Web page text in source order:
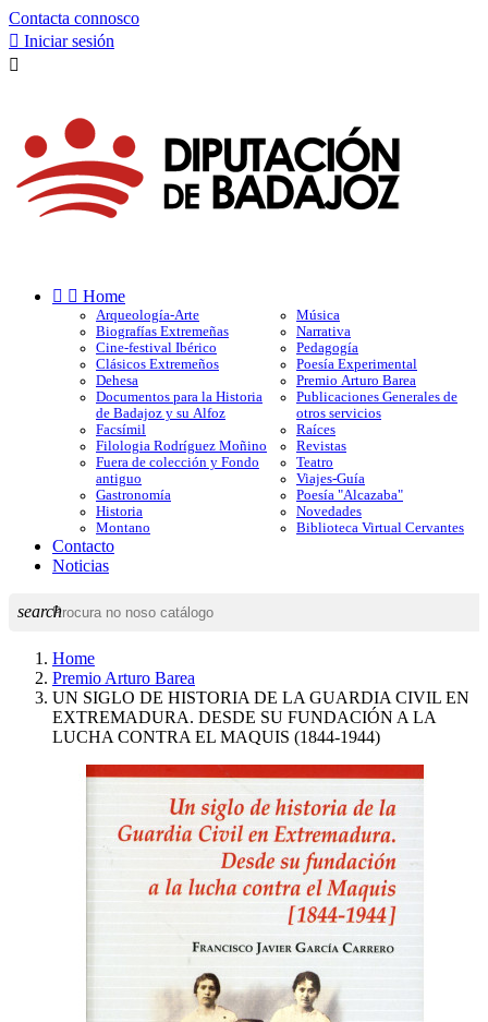
Contacta connosco
 Iniciar sesión

  Home
Arqueología-Arte
Biografías Extremeñas
Cine-festival Ibérico
Clásicos Extremeños
Dehesa
Documentos para la Historia
de Badajoz y su Alfoz
Facsímil
Filologia Rodríguez Moñino
Fuera de colección y Fondo
antiguo
Gastronomía
Historia
Montano
Música
Narrativa
Pedagogía
Poesía Experimental
Premio Arturo Barea
Publicaciones Generales de
otros servicios
Raíces
Revistas
Teatro
Viajes-Guía
Poesía "Alcazaba"
Novedades
Biblioteca Virtual Cervantes
Contacto
Noticias
search
Home
Premio Arturo Barea
UN SIGLO DE HISTORIA DE LA GUARDIA CIVIL EN
EXTREMADURA. DESDE SU FUNDACIÓN A LA
LUCHA CONTRA EL MAQUIS (1844-1944)